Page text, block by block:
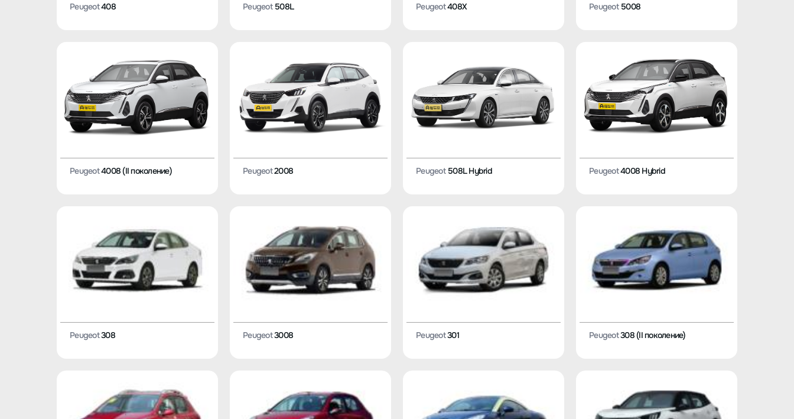
Peugeot408 Peugeot508L Peugeot408X Peugeot5008
Peugeot4008 (II поколение) Peugeot2008 Peugeot508L Hybrid Peugeot4008 Hybrid
Peugeot308 Peugeot3008 Peugeot301 Peugeot308 (II поколение)